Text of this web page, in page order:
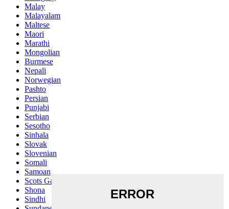
Malay
Malayalam
Maltese
Maori
Marathi
Mongolian
Burmese
Nepali
Norwegian
Pashto
Persian
Punjabi
Serbian
Sesotho
Sinhala
Slovak
Slovenian
Somali
Samoan
Scots Gaelic
Shona
Sindhi